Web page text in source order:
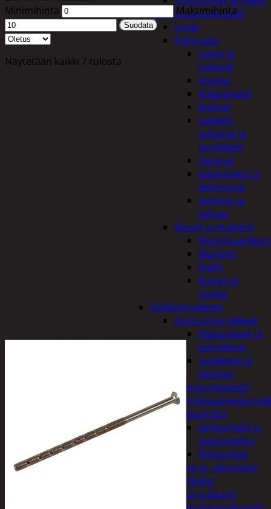
Rakennusmateriaalit
Listat
Pienrauta
Lukot ja
hakaset
Koukut
Kalustejalat
Kulmat
Sakkelit,
pylpyrät ja
tarvikkeet
Saranat
Vaijerilukot ja
klemmarit
Vetimet ja
kahvat
Ruuvit ja mutterit
Mutterit
Pultit
Ruuvit ja
naulat
Sähkötarvikkeet
Asennustarvikkeet
Nippusiteet ja
kiinnikkeet
Sulakkeet ja
liittimet
Asennuskaapelit
Jatkojohdot
Jatkojohdot ja
ajastinkellot
Pistotulpat
Pisto ja -jakorasiat
Sähkötyökalut
Akut ja laturit
Minimihinta
Maksimihinta
Suodata
Näytetään kaikki 7 tulosta